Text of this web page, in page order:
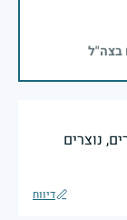
בצה"ל
נוצרים
דיווח